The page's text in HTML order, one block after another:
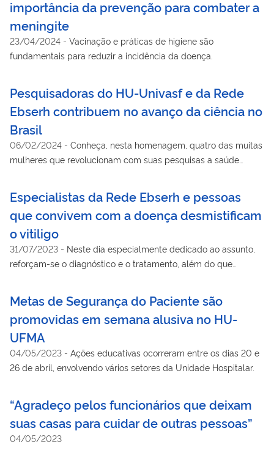
importância da prevenção para combater a
meningite
23/04/2024 - Vacinação e práticas de higiene são
fundamentais para reduzir a incidência da doença.
Pesquisadoras do HU-Univasf e da Rede
Ebserh contribuem no avanço da ciência no
Brasil
06/02/2024 - Conheça, nesta homenagem, quatro das muitas
mulheres que revolucionam com suas pesquisas a saúde
Especialistas da Rede Ebserh e pessoas
que convivem com a doença desmistificam
o vitiligo
31/07/2023 - Neste dia especialmente dedicado ao assunto,
reforçam-se o diagnóstico e o tratamento, além do que
Metas de Segurança do Paciente são
promovidas em semana alusiva no HU-
UFMA
04/05/2023 - Ações educativas ocorreram entre os dias 20 e
26 de abril, envolvendo vários setores da Unidade Hospitalar.
“Agradeço pelos funcionários que deixam
suas casas para cuidar de outras pessoas”
04/05/2023